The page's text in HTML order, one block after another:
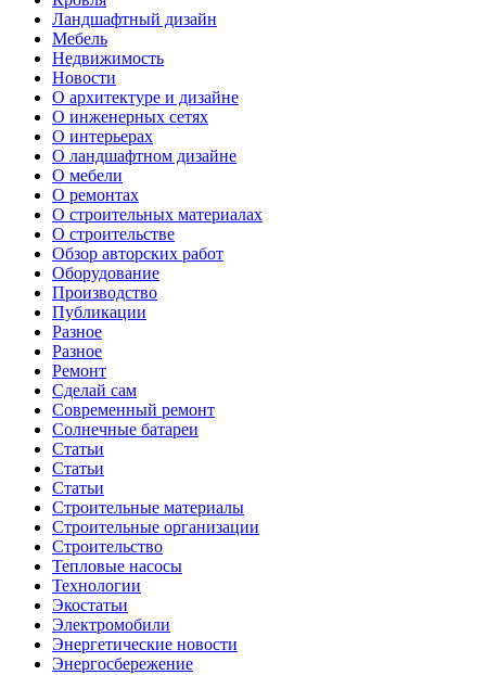
Ландшафтный дизайн
Мебель
Недвижимость
Новости
О архитектуре и дизайне
О инженерных сетях
О интерьерах
О ландшафтном дизайне
О мебели
О ремонтах
О строительных материалах
О строительстве
Обзор авторских работ
Оборудование
Производство
Публикации
Разное
Разное
Ремонт
Сделай сам
Современный ремонт
Солнечные батареи
Статьи
Статьи
Статьи
Строительные материалы
Строительные организации
Строительство
Тепловые насосы
Технологии
Экостатьи
Электромобили
Энергетические новости
Энергосбережение